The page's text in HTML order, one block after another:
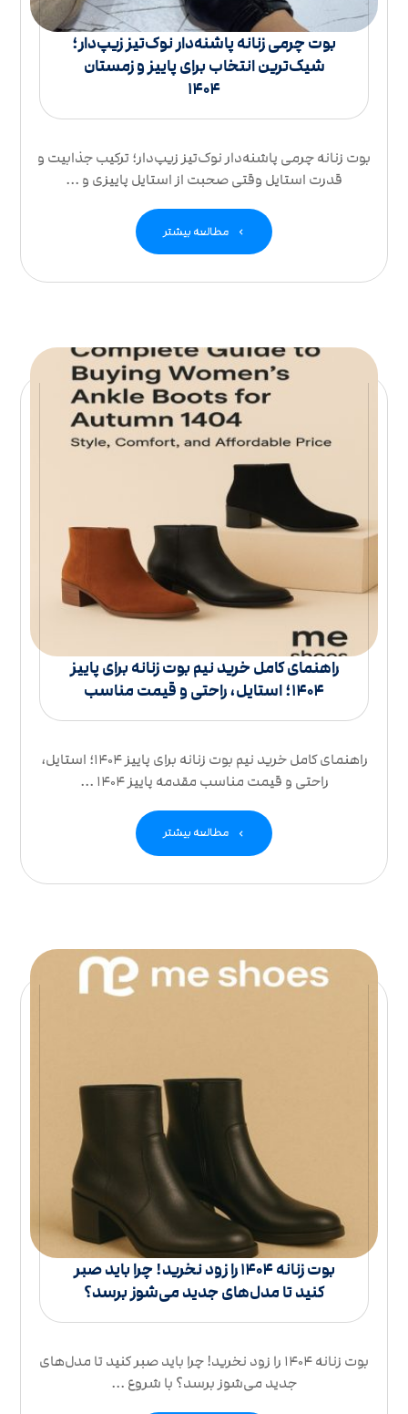
بوت چرمی زنانه پاشنه‌دار نوک‌تیز زیپ‌دار؛
شیک‌ترین انتخاب برای پاییز و زمستان
۱۴۰۴
بوت زنانه چرمی پاشنه‌دار نوک‌تیز زیپ‌دار؛ ترکیب جذابیت و
قدرت استایل وقتی صحبت از استایل پاییزی و ...
مطالعه بیشتر
راهنمای کامل خرید نیم بوت زنانه برای پاییز
۱۴۰۴؛ استایل، راحتی و قیمت مناسب
راهنمای کامل خرید نیم بوت زنانه برای پاییز ۱۴۰۴؛ استایل،
راحتی و قیمت مناسب مقدمه پاییز ۱۴۰۴ ...
مطالعه بیشتر
بوت زنانه ۱۴۰۴ را زود نخرید! چرا باید صبر
کنید تا مدل‌های جدید می‌شوز برسد؟
بوت زنانه ۱۴۰۴ را زود نخرید! چرا باید صبر کنید تا مدل‌های
جدید می‌شوز برسد؟ با شروع ...